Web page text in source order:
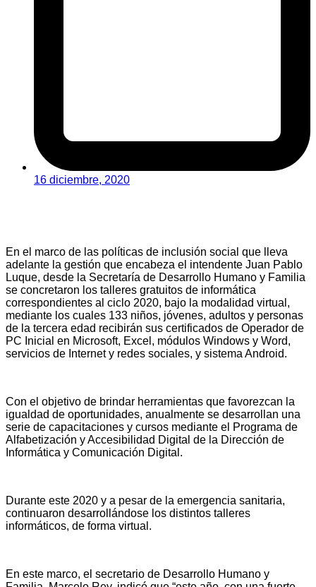
16 diciembre, 2020
En el marco de las políticas de inclusión social que lleva
adelante la gestión que encabeza el intendente Juan Pablo
Luque, desde la Secretaría de Desarrollo Humano y Familia
se concretaron los talleres gratuitos de informática
correspondientes al ciclo 2020, bajo la modalidad virtual,
mediante los cuales 133 niños, jóvenes, adultos y personas
de la tercera edad recibirán sus certificados de Operador de
PC Inicial en Microsoft, Excel, módulos Windows y Word,
servicios de Internet y redes sociales, y sistema Android.
Con el objetivo de brindar herramientas que favorezcan la
igualdad de oportunidades, anualmente se desarrollan una
serie de capacitaciones y cursos mediante el Programa de
Alfabetización y Accesibilidad Digital de la Dirección de
Informática y Comunicación Digital.
Durante este 2020 y a pesar de la emergencia sanitaria,
continuaron desarrollándose los distintos talleres
informáticos, de forma virtual.
En este marco, el secretario de Desarrollo Humano y